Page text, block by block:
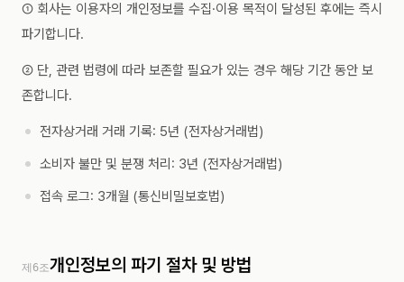
① 회사는 이용자의 개인정보를 수집·이용 목적이 달성된 후에는 즉시
파기합니다.
② 단, 관련 법령에 따라 보존할 필요가 있는 경우 해당 기간 동안 보
존합니다.
전자상거래 거래 기록: 5년 (전자상거래법)
소비자 불만 및 분쟁 처리: 3년 (전자상거래법)
접속 로그: 3개월 (통신비밀보호법)
제6조개인정보의 파기 절차 및 방법